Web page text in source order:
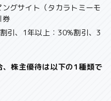
グサイト（タカラトミーモ
券
引、1年以上：30%割引、3
株主優待は以下の1種類で